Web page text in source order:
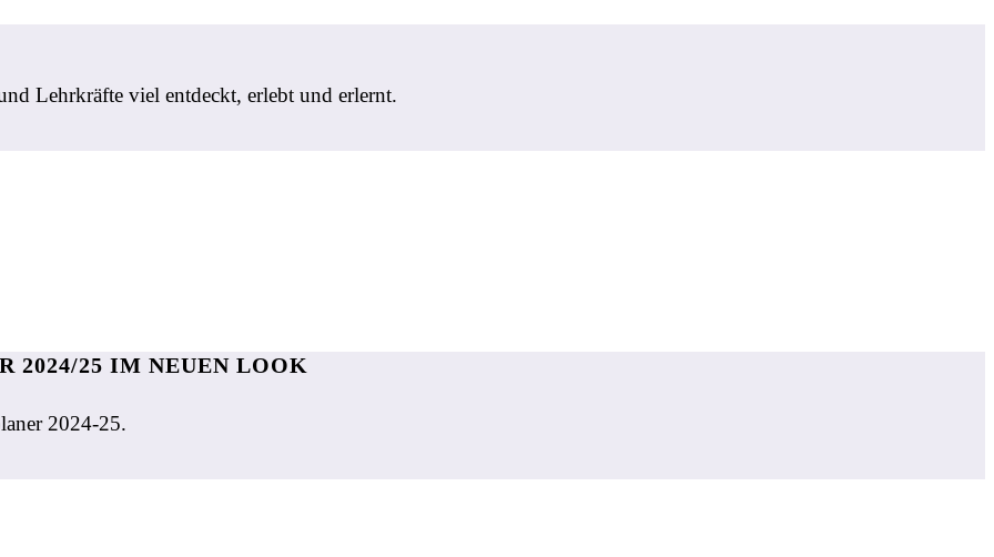
Lehrkräfte viel entdeckt, erlebt und erlernt.
2024/25 IM NEUEN LOOK
2024-25.